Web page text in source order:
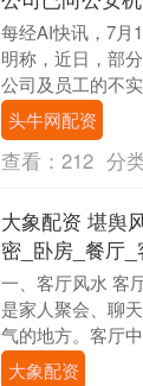
每经AI快讯，7月
明称，近日，部
公司及员工的不
布“乐道汽车员工
水军攻击....
头牛网配资
查看： 212 分
大象配资 堪
密_卧房_餐厅_
一、客厅风水 客
是家人聚会、聊
气的地方。客厅
度上也是品味个
大象配资